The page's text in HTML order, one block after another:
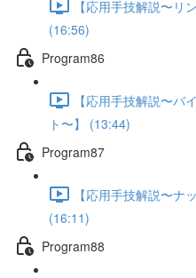
【応用手技解説〜リ
(16:56)
Program86
【応用手技解説〜バ
ト〜】 (13:44)
Program87
【応用手技解説〜ナ
(16:11)
Program88